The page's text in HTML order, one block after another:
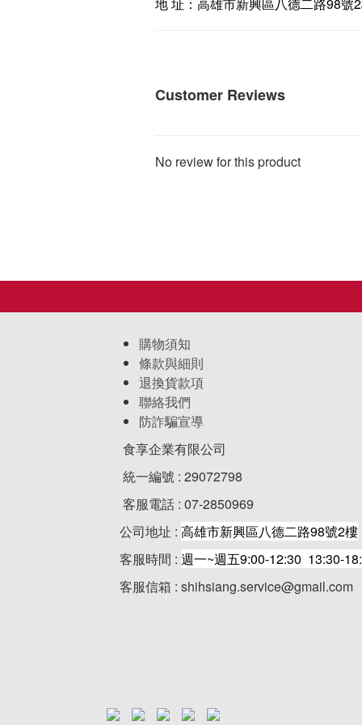
地 址：高雄市新興區八德二路 號
Customer Reviews
No review for this product
購物須知
條款與細則
退換貨款項
聯絡我們
防詐騙宣導
食享企業有限公司
統一編號 : 29072798
客服電話 : 07-2850969
公司地址 : 高雄市新興區八德二路98號2樓
客服時間 : 週一~週五9:00-12:30 13:30-
客服信箱 : shihsiang.service@gmail.com